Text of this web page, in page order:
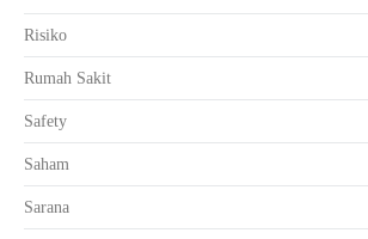
Risiko
Rumah Sakit
Safety
Saham
Sarana